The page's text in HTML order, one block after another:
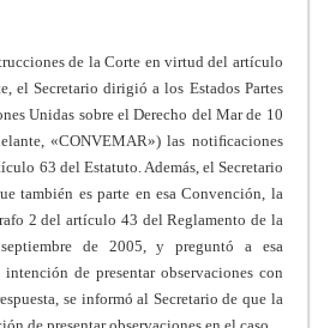
de la Corte en virtud del artículo
el Secretario dirigió a los Estados Partes
Unidas sobre el Derecho del Mar de 10
«CONVEMAR») las notiﬁcaciones
63 del Estatuto. Además, el Secretario
también es parte en esa Convención, la
2 del artículo 43 del Reglamento de la
de 2005, y preguntó a esa
de presentar observaciones con
se informó al Secretario de que la